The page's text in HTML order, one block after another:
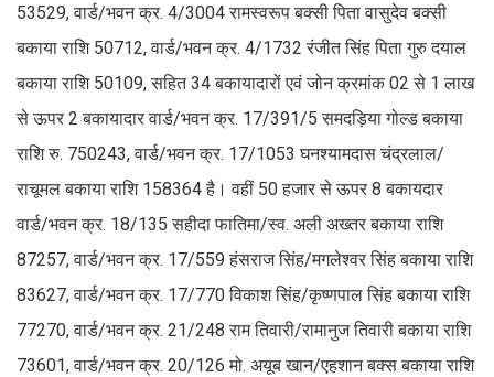
53529, वार्ड/भवन क्र. 4/3004 रामस्वरूप बक्सी पिता वासुदेव बक्सी
बकाया राशि 50712, वार्ड/भवन क्र. 4/1732 रंजीत सिंह पिता गुरु दयाल
बकाया राशि 50109, सहित 34 बकायादारों एवं जोन क्रमांक 02 से 1 लाख
से ऊपर 2 बकायादार वार्ड/भवन क्र. 17/391/5 समदड़िया गोल्ड बकाया
राशि रु. 750243, वार्ड/भवन क्र. 17/1053 घनश्यामदास चंद्रलाल/
राचूमल बकाया राशि 158364 है। वहीं 50 हजार से ऊपर 8 बकायदार
वार्ड/भवन क्र. 18/135 सहीदा फातिमा/स्व. अली अख्तर बकाया राशि
87257, वार्ड/भवन क्र. 17/559 हंसराज सिंह/मगलेश्वर सिंह बकाया राशि
83627, वार्ड/भवन क्र. 17/770 विकाश सिंह/कृष्णपाल सिंह बकाया राशि
77270, वार्ड/भवन क्र. 21/248 राम तिवारी/रामानुज तिवारी बकाया राशि
73601, वार्ड/भवन क्र. 20/126 मो. अयूब खान/एहशान बक्स बकाया राशि